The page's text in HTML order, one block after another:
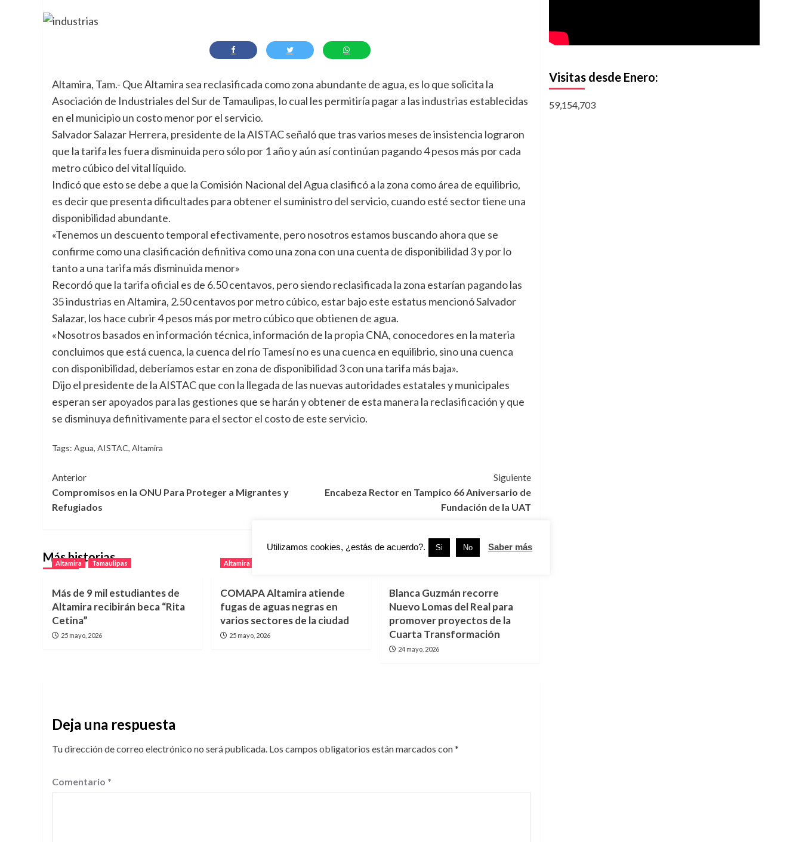
Altamira, Tam.- Que Altamira sea reclasificada como zona abundante de agua, es lo que solicita la
Asociación de Industriales del Sur de Tamaulipas, lo cual les permitiría pagar a las industrias establecidas
en el municipio un costo menor por el servicio.
Salvador Salazar Herrera, presidente de la AISTAC señaló que tras varios meses de insistencia lograron
que la tarifa les fuera disminuida pero sólo por 1 año y aún así continúan pagando 4 pesos más por cada
metro cúbico del vital líquido.
Indicó que esto se debe a que la Comisión Nacional del Agua clasificó a la zona como área de equilibrio,
es decir que presenta dificultades para obtener el suministro del servicio, cuando esté sector tiene una
disponibilidad abundante.
«Tenemos un descuento temporal efectivamente, pero nosotros estamos buscando ahora que se
confirme como una clasificación definitiva como una zona con una cuenta de disponibilidad 3 y por lo
tanto a una tarifa más disminuida menor»
Recordó que la tarifa oficial es de 6.50 centavos, pero siendo reclasificada la zona estarían pagando las
35 industrias en Altamira, 2.50 centavos por metro cúbico, estar bajo este estatus mencionó Salvador
Salazar, los hace cubrir 4 pesos más por metro cúbico que obtienen de agua.
«Nosotros basados en información técnica, información de la propia CNA, conocedores en la materia
concluimos que está cuenca, la cuenca del río Tamesí no es una cuenca en equilibrio, sino una cuenca
con disponibilidad, deberíamos estar en zona de disponibilidad 3 con una tarifa más baja».
Dijo el presidente de la AISTAC que con la llegada de las nuevas autoridades estatales y municipales
esperan ser apoyados para las gestiones que se harán y obtener de esta manera la reclasificación y que
se disminuya definitivamente para el sector el costo de este servicio.
Tags: Agua, AISTAC, Altamira
Navegación
de
entradas
Anterior
Compromisos en la ONU Para Proteger a Migrantes y
Refugiados
Siguiente
Encabeza Rector en Tampico 66 Aniversario de
Fundación de la UAT
Más historias
Altamira Tamaulipas
Más de 9 mil estudiantes de
Altamira recibirán beca “Rita
Cetina”
25 mayo, 2026
Altamira
COMAPA Altamira atiende
fugas de aguas negras en
varios sectores de la ciudad
25 mayo, 2026
Blanca Guzmán recorre
Nuevo Lomas del Real para
promover proyectos de la
Cuarta Transformación
24 mayo, 2026
Deja una respuesta
Tu dirección de correo electrónico no será publicada. Los campos obligatorios están marcados con*
Comentario *
Visitas desde Enero:
59,154,703
Utilizamos cookies, ¿estás de acuerdo?. Si No Saber más